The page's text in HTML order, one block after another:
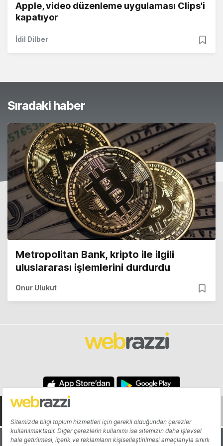
Apple, video düzenleme uygulaması Clips'i
kapatıyor
İdil Dilber
Sıradaki haber
Metropolitan Bank, kripto ile ilgili
uluslararası işlemlerini durdurdu
Onur Ulukut
Hakkında Yazarlar